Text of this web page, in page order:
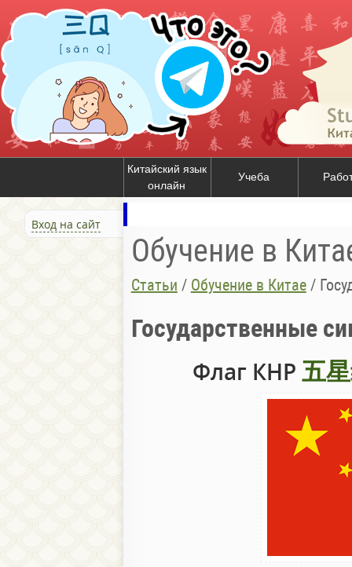
Китайский язык
онлайн
Учеба
Вход на сайт
Обучение в
Статьи / Обучение в Китае/
Государственные
Флаг КНР 五